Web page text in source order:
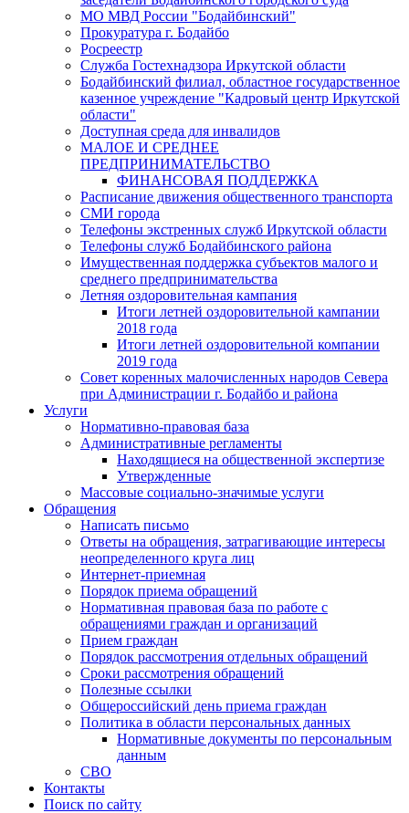
МО МВД России "Бодайбинский"
Прокуратура г. Бодайбо
Росреестр
Служба Гостехнадзора Иркутской области
Бодайбинский филиал, областное государственное
казенное учреждение "Кадровый центр Иркутской
области"
Доступная среда для инвалидов
МАЛОЕ И СРЕДНЕЕ
ПРЕДПРИНИМАТЕЛЬСТВО
ФИНАНСОВАЯ ПОДДЕРЖКА
Расписание движения общественного транспорта
СМИ города
Телефоны экстренных служб Иркутской области
Телефоны служб Бодайбинского района
Имущественная поддержка субъектов малого и
среднего предпринимательства
Летняя оздоровительная кампания
Итоги летней оздоровительной кампании
2018 года
Итоги летней оздоровительной компании
2019 года
Совет коренных малочисленных народов Севера
при Администрации г. Бодайбо и района
Услуги
Нормативно-правовая база
Административные регламенты
Находящиеся на общественной экспертизе
Утвержденные
Массовые социально-значимые услуги
Обращения
Написать письмо
Ответы на обращения, затрагивающие интересы
неопределенного круга лиц
Интернет-приемная
Порядок приема обращений
Нормативная правовая база по работе с
обращениями граждан и организаций
Прием граждан
Порядок рассмотрения отдельных обращений
Сроки рассмотрения обращений
Полезные ссылки
Общероссийский день приема граждан
Политика в области персональных данных
Нормативные документы по персональным
данным
СВО
Контакты
Поиск по сайту